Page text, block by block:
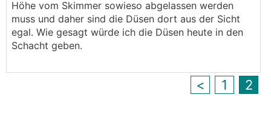
Höhe vom Skimmer sowieso abgelassen werden
muss und daher sind die Düsen dort aus der Sicht
egal. Wie gesagt würde ich die Düsen heute in den
Schacht geben.
< 1 2